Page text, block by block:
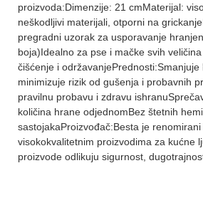
proizvoda:Dimenzije: 21 cmMaterijal:
neškodljivi materijali, otporni na
pregradni uzorak za usporavanje
boja)Idealno za pse i mačke svih
čišćenje i održavanjePrednosti:Smanjuje
minimizuje rizik od gušenja i probavnih
pravilnu probavu i zdravu
količina hrane odjednomBez štetnih
sastojakaProizvođač:Besta je
visokokvalitetnim proizvodima za kućne
proizvode odlikuju sigurnost,